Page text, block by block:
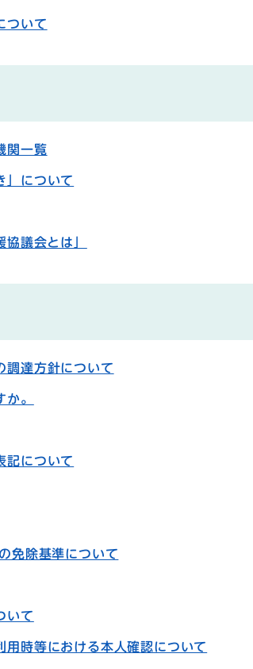
ついて
関一覧
」について
議会とは」
調達方針について
。
記について
免除基準について
いて
用時等における本人確認について